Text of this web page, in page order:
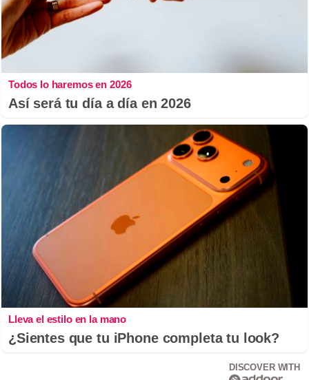
Todos lo haremos en 2026
Así será tu día a día en 2026
Lleva el estilo en la mano
¿Sientes que tu iPhone completa tu look?
DISCOVER WITH